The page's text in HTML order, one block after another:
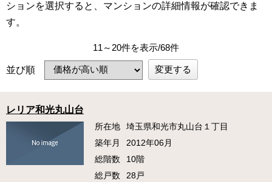
ションを選択すると、マンションの詳細情報が確認できま
す。
11～20件を表示/68件
並び順 変更する
レリア和光丸山台
所在地
埼玉県和光市丸山台１丁目
築年月
2012年06月
総階数
10階
総戸数
28戸